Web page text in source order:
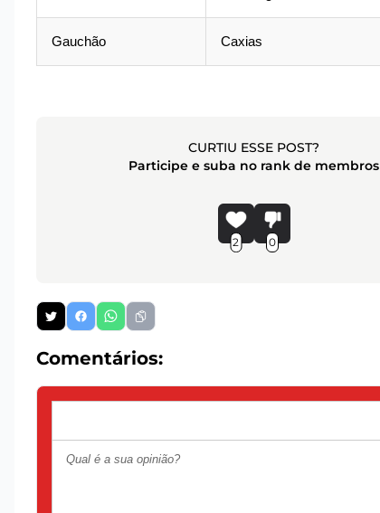
Gauchão Caxias
CURTIU ESSE POST?
Participe e suba no rank de membros
2 0
Comentários: